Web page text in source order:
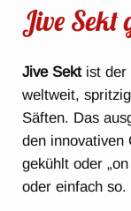
Jive Sekt
Jive Sektist der
weltweit,
Säften. Das
den innovativen
gekühlt oder
oder einfach so.